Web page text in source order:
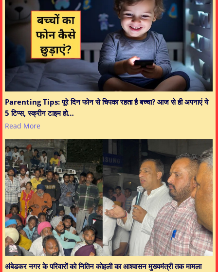
Parenting Tips: पूरे दिन फोन से चिपका रहता है बच्चा? आज से ही अपनाएं ये
5 टिप्स, स्क्रीन टाइम हो…
Read More
अंबेडकर नगर के परिवारों को नितिन कोहली का आश्वासन मुख्यमंत्री तक मामला